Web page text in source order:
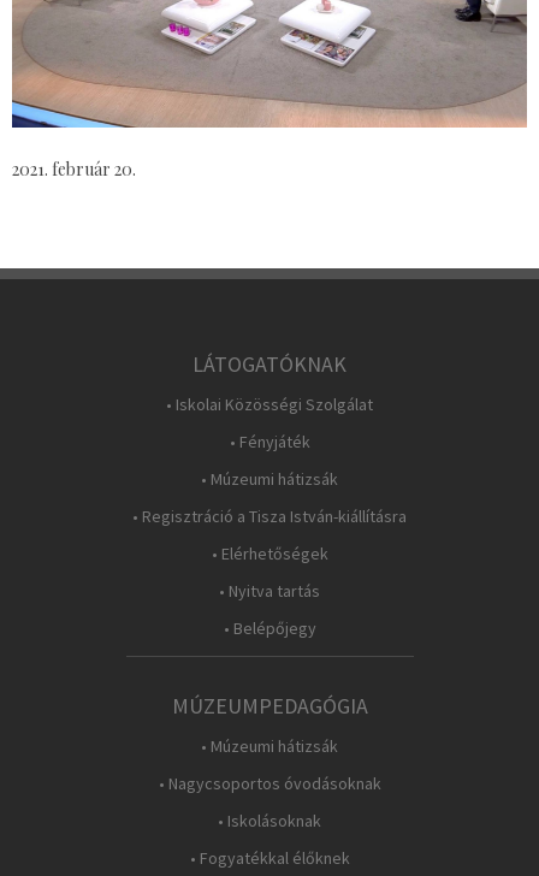
2021. február 20.
LÁTOGATÓKNAK
• Iskolai Közösségi Szolgálat
• Fényjáték
• Múzeumi hátizsák
• Regisztráció a Tisza István-kiállításra
• Elérhetőségek
• Nyitva tartás
• Belépőjegy
MÚZEUMPEDAGÓGIA
• Múzeumi hátizsák
• Nagycsoportos óvodásoknak
• Iskolásoknak
• Fogyatékkal élőknek